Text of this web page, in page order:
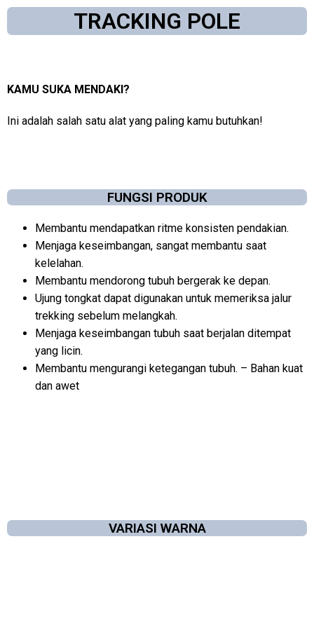
TRACKING POLE
KAMU SUKA MENDAKI?
Ini adalah salah satu alat yang paling kamu butuhkan!
FUNGSI PRODUK
Membantu mendapatkan ritme konsisten pendakian.
Menjaga keseimbangan, sangat membantu saat
kelelahan.
Membantu mendorong tubuh bergerak ke depan.
Ujung tongkat dapat digunakan untuk memeriksa jalur
trekking sebelum melangkah.
Menjaga keseimbangan tubuh saat berjalan ditempat
yang licin.
Membantu mengurangi ketegangan tubuh. – Bahan kuat
dan awet
VARIASI WARNA